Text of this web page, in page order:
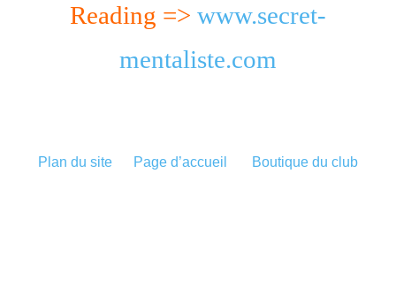
Reading => www.secret-
mentaliste.com
Plan du site Page d’accueil Boutique du club